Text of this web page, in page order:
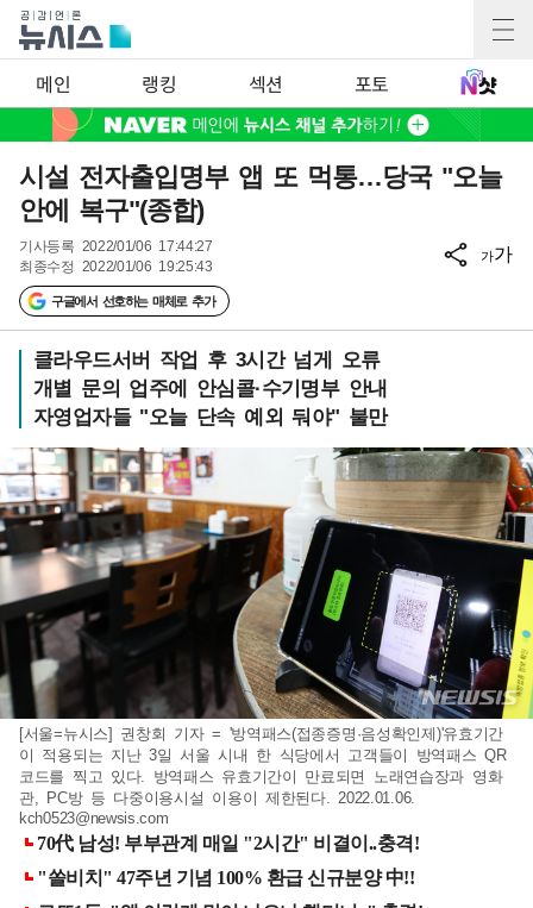
메인 랭킹 섹션 포토
시설 전자출입명부 앱 또 먹통…당국 "오늘
안에 복구"(종합)
기사등록 2022/01/06 17:44:27
최종수정 2022/01/06 19:25:43
구글에서 선호하는 매체로 추가
가가
클라우드서버 작업 후 3시간 넘게 오류
개별 문의 업주에 안심콜·수기명부 안내
자영업자들 "오늘 단속 예외 둬야" 불만
[서울=뉴시스] 권창회 기자 = '방역패스(접종증명·음성확인제)'유효기간
이 적용되는 지난 3일 서울 시내 한 식당에서 고객들이 방역패스 QR
코드를 찍고 있다. 방역패스 유효기간이 만료되면 노래연습장과 영화
관, PC방 등 다중이용시설 이용이 제한된다. 2022.01.06.
kch0523@newsis.com